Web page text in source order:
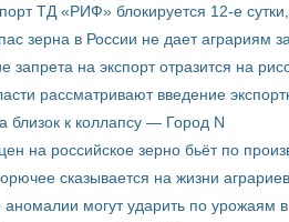
ТД «РИФ» блокируется 12-е
зерна в России не дает аграриям
запрета на экспорт отразится на
рассматривают введение
близок к коллапсу — Город N
на российское зерно бьёт по
сказывается на жизни аграриев
аномалии могут ударить по урожаям